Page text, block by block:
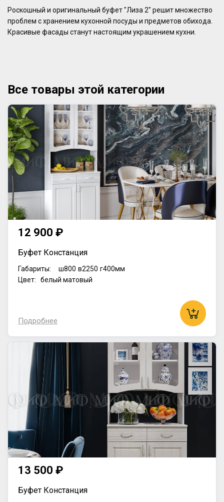
Роскошный и оригинальный буфет "Лиза 2" решит множество
проблем с хранением кухонной посуды и предметов обихода.
Красивые фасады станут настоящим украшением кухни.
Все товары этой категории
12 900 ₽
Буфет Констанция
Габариты: ш800 в2250 г400мм
Цвет: белый матовый
Подробнее
13 500 ₽
Буфет Констанция